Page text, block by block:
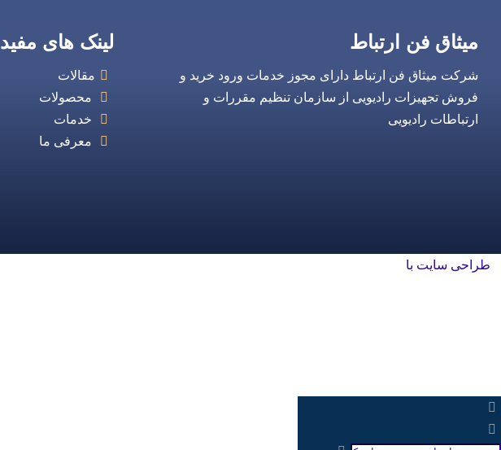
میثاق فن ارتباط
شرکت میثاق فن ارتباط دارای مجوز خدمات ورود خرید و
فروش تجهیزات رادیویی از سازمان تنظیم مقررات و
ارتباطات رادیویی
لینک های مفید
مقالات
محصولات
خدمات
معرفی ما
طراحی سایت با